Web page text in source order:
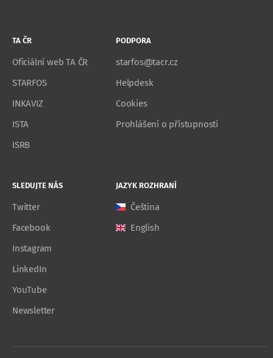
TA ČR
Oficiální web TA ČR
STARFOS
INKAVIZ
ISTA
ISRB
PODPORA
starfos@tacr.cz
Helpdesk
Cookies
Prohlášení o přístupnosti
SLEDUJTE NÁS
Twitter
Facebook
Instagram
LinkedIn
YouTube
Newsletter
JAZYK ROZHRANÍ
Čeština
English